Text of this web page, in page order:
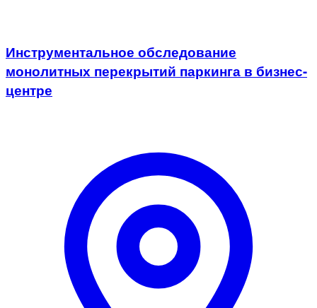
Инструментальное обследование
монолитных перекрытий паркинга в бизнес-
центре